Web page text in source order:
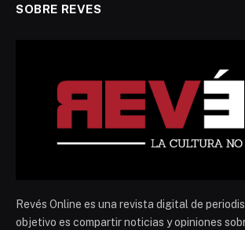
SOBRE REVES
Revés Online es una revista digital de
objetivo es compartir noticias y opiniones